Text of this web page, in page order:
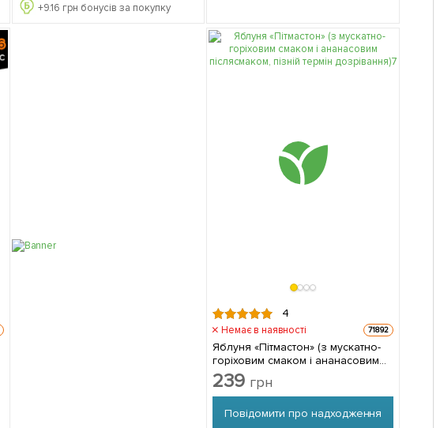
+9.16 грн бонусів за покупку
4
Немає в наявності 71892
Яблуня «Пітмастон» (з мускатно-
горіховим смаком і ананасовим
післясмаком, пізній термін
дозрівання) 1 саджанець в
упаковці
239 грн
Повідомити про надходження